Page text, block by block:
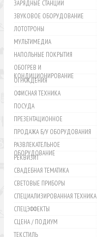
ЗАРЯДНЫЕ СТАНЦИИ
ЗВУКОВОЕ ОБОРУДОВАНИЕ
ЛОТОТРОНЫ
МУЛЬТИМЕДИА
НАПОЛЬНЫЕ ПОКРЫТИЯ
ОБОГРЕВ И
КОНДИЦИОНИРОВАНИЕ
ОГРАЖДЕНИЯ
ОФИСНАЯ ТЕХНИКА
ПОСУДА
ПРЕЗЕНТАЦИОННОЕ
ПРОДАЖА Б/У ОБОРУДОВАНИЯ
РАЗВЛЕКАТЕЛЬНОЕ
ОБОРУДОВАНИЕ
РЕКВИЗИТ
СВАДЕБНАЯ ТЕМАТИКА
СВЕТОВЫЕ ПРИБОРЫ
СПЕЦИАЛИЗИРОВАННАЯ ТЕХНИКА
СПЕЦЭФФЕКТЫ
СЦЕНА / ПОДИУМ
ТЕКСТИЛЬ